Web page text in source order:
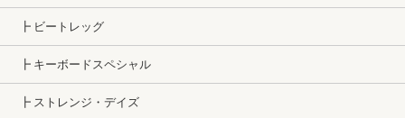
┣ ビートレッグ
┣ キーボードスペシャル
┣ ストレンジ・デイズ